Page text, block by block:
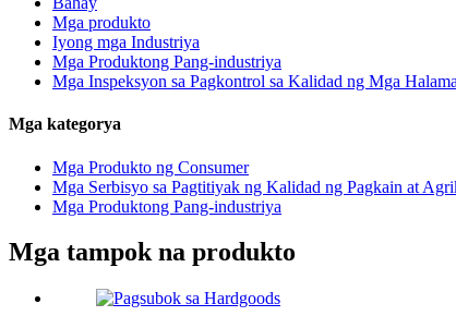
Mga produkto
Iyong mga Industriya
Mga Produktong Pang-industriya
Mga Inspeksyon sa Pagkontrol sa Kalidad ng Mga
Mga kategorya
Mga Produkto ng Consumer
Mga Serbisyo sa Pagtitiyak ng Kalidad ng Pagkain at
Mga Produktong Pang-industriya
Mga tampok na produkto